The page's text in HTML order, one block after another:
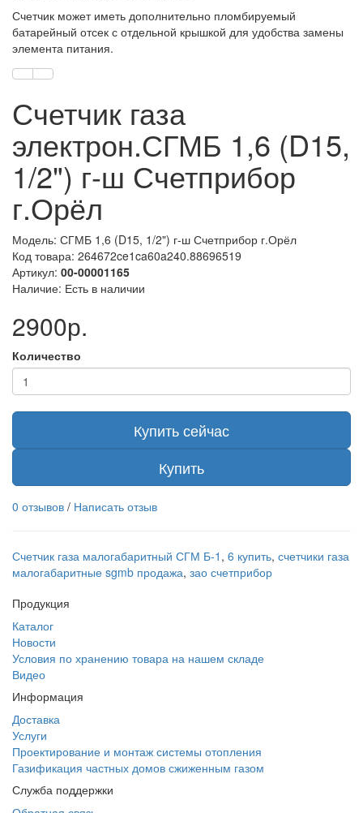
Счетчик может иметь дополнительно пломбируемый
батарейный отсек с отдельной крышкой для удобства замены
элемента питания.
Счетчик газа
электрон.СГМБ 1,6 (D15,
1/2") г-ш Счетприбор
г.Орёл
Модель: СГМБ 1,6 (D15, 1/2") г-ш Счетприбор г.Орёл
Код товара: 264672ce1ca60a240.88696519
Артикул: 00-00001165
Наличие: Есть в наличии
2900р.
Количество
Купить сейчас
Купить
0 отзывов / Написать отзыв
Счетчик газа малогабаритный СГМ Б-1 , 6 купить, счетчики газа
малогабаритные sgmb продажа, зао счетприбор
Продукция
Каталог
Новости
Условия по хранению товара на нашем складе
Видео
Информация
Доставка
Услуги
Проектирование и монтаж системы отопления
Газификация частных домов сжиженным газом
Служба поддержки